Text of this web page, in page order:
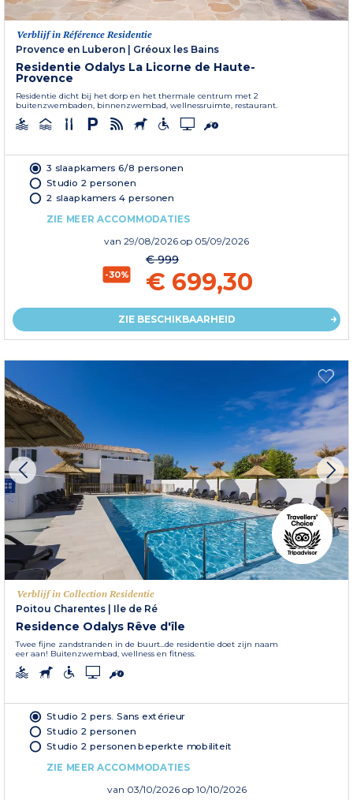
Verblijf in Référence Residentie
Provence en Luberon
Gréoux les Bains
Residentie Odalys La Licorne de Haute-
Provence
Residentie dicht bij het dorp en het thermale centrum met 2
buitenzwembaden, binnenzwembad, wellnessruimte, restaurant.
3 slaapkamers 6/8 personen
Studio 2 personen
2 slaapkamers 4 personen
ZIE MEER ACCOMMODATIES
van 29/08/2026 op 05/09/2026
-30%
€ 999
€ 699,30
ZIE BESCHIKBAARHEID
Verblijf in Collection Residentie
Poitou Charentes
Ile de Ré
Residence Odalys Rêve d'île
Twee fijne zandstranden in de buurt...de residentie doet zijn naam
eer aan! Buitenzwembad, wellness en fitness.
Studio 2 pers. Sans extérieur
Studio 2 personen
Studio 2 personen beperkte mobiliteit
ZIE MEER ACCOMMODATIES
van 03/10/2026 op 10/10/2026